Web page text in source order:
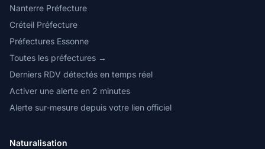
Nanterre Préfecture
Créteil Préfecture
Préfectures Essonne
Toutes les préfectures →
Derniers RDV détectés en temps réel
Activer une alerte en 2 minutes
Alerte sur-mesure depuis votre lien officiel
Naturalisation